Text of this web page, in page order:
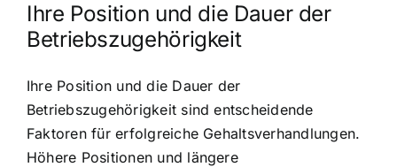
Ihre Position und die Dauer der
Betriebszugehörigkeit
Ihre Position und die Dauer der
Betriebszugehörigkeit sind entscheidende
Faktoren für erfolgreiche Gehaltsverhandlungen.
Höhere Positionen und längere